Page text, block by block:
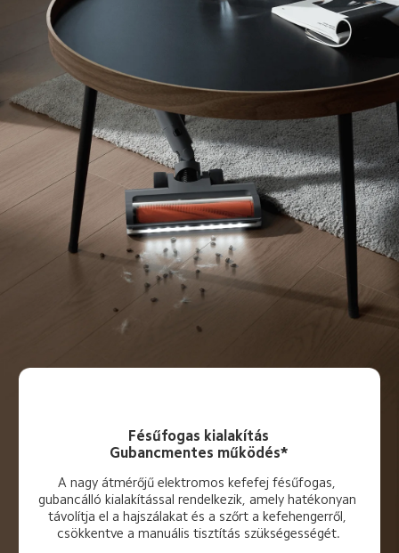
Fésűfogas kialakítás
Gubancmentes működés*
A nagy átmérőjű elektromos kefefej fésűfogas,
gubancálló kialakítással rendelkezik, amely hatékonyan
távolítja el a hajszálakat és a szőrt a kefehengerről,
csökkentve a manuális tisztítás szükségességét.